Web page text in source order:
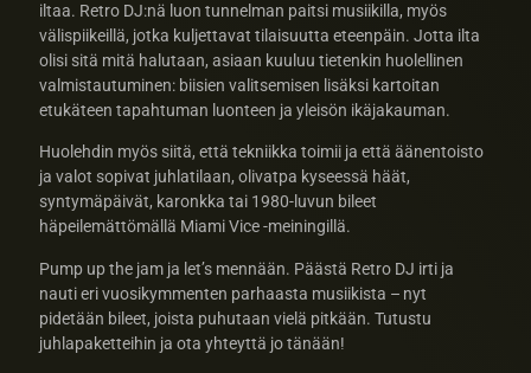
iltaa. Retro DJ:nä luon tunnelman paitsi musiikilla, myös
välispiikeillä, jotka kuljettavat tilaisuutta eteenpäin. Jotta ilta
olisi sitä mitä halutaan, asiaan kuuluu tietenkin huolellinen
valmistautuminen: biisien valitsemisen lisäksi kartoitan
etukäteen tapahtuman luonteen ja yleisön ikäjakauman.
Huolehdin myös siitä, että tekniikka toimii ja että äänentoisto
ja valot sopivat juhlatilaan, olivatpa kyseessä häät,
syntymäpäivät, karonkka tai 1980-luvun bileet
häpeilemättömällä Miami Vice -meiningillä.
Pump up the jam ja let’s mennään. Päästä Retro DJ irti ja
nauti eri vuosikymmenten parhaasta musiikista – nyt
pidetään bileet, joista puhutaan vielä pitkään. Tutustu
juhlapaketteihin ja ota yhteyttä jo tänään!